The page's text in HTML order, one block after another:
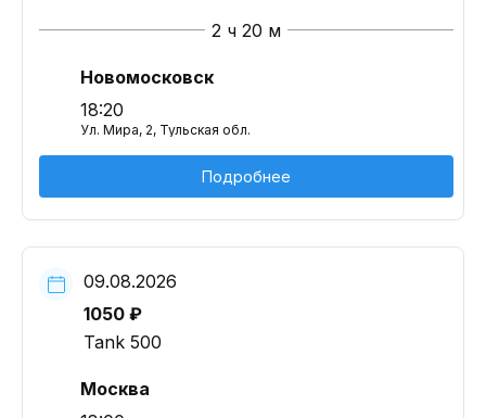
2 ч 20 м
Новомосковск
18:20
Ул. Мира, 2, Тульская обл.
Подробнее
09.08.2026
1050 ₽
Tank 500
Москва